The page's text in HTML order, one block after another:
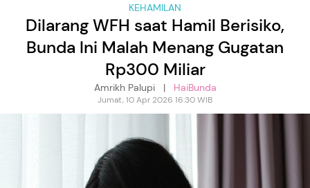
KEHAMILAN
Dilarang WFH saat Hamil Berisiko,
Bunda Ini Malah Menang Gugatan
Rp300 Miliar
Amrikh Palupi | HaiBunda
Jumat, 10 Apr 2026 16:30 WIB